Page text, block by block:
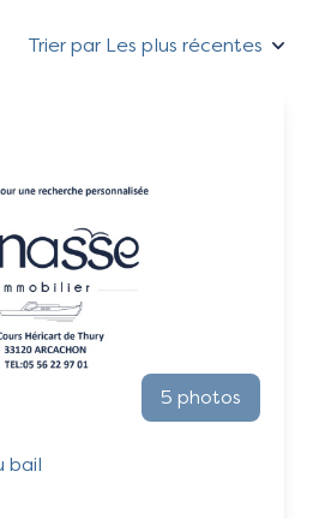
Trier par Les plus récentes
5 photos
bail